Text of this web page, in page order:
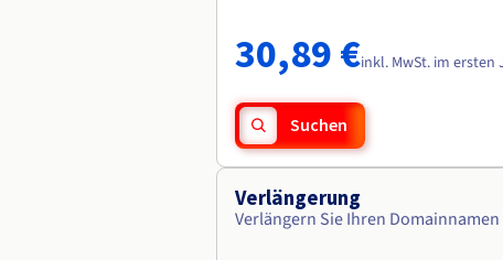
30,89 €inkl. MwSt. im ersten
Suchen
Verlängerung
Verlängern Sie Ihren